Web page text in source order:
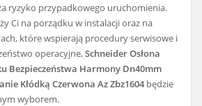
ryzyko przypadkowego uruchomienia.
Ci na porządku w instalacji oraz na
które wspierają procedury serwisowe i
operacyjne,Schneider Osłona
Bezpieczeństwa Harmony Dn40mm
Kłódką Czerwona Az Zbz1604będzie
wyborem.